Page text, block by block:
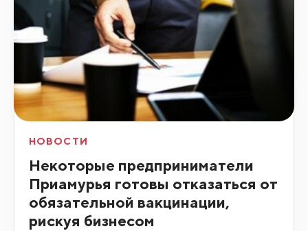
НОВОСТИ
Некоторые предприниматели
Приамурья готовы отказаться от
обязательной вакцинации,
рискуя бизнесом